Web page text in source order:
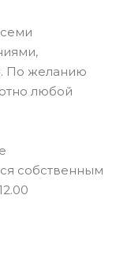
По желанию
любой
собственным